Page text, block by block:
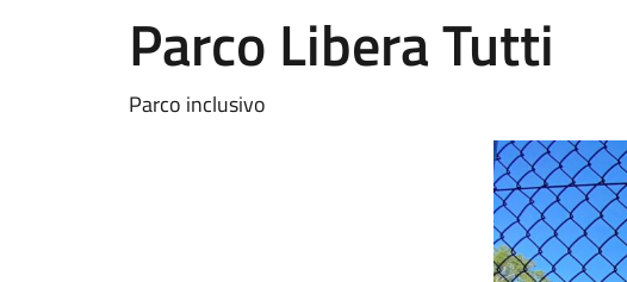
Parco Libera Tutti
Parco inclusivo